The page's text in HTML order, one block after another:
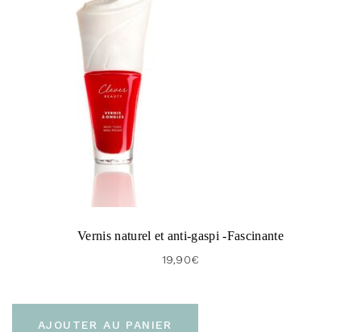
Vernis naturel et anti-gaspi -Fascinante
19,90€
AJOUTER AU PANIER